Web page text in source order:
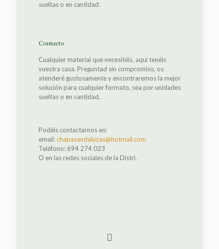
sueltas o en cantidad.
Contacto
Cualquier material que necesitéis, aquí tenéis
vuestra casa. Preguntad sin compromiso, os
atenderé gustosamente y encontraremos la mejor
solución para cualquier formato, sea por unidades
sueltas o en cantidad.
Podéis contactarnos en:
email:chapasandaluzas@hotmail.com
Teléfono: 694 274 023
O en las redes sociales de la Distri.